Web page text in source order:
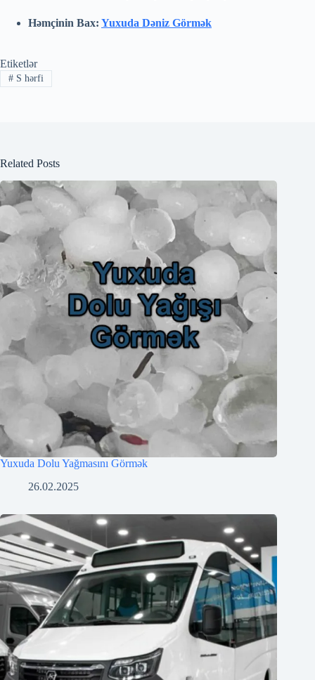
Həmçinin Bax: Yuxuda Dəniz Görmək
Etiketlər
#S hərfi
Related Posts
Yuxuda Dolu Yağmasını Görmək
26.02.2025